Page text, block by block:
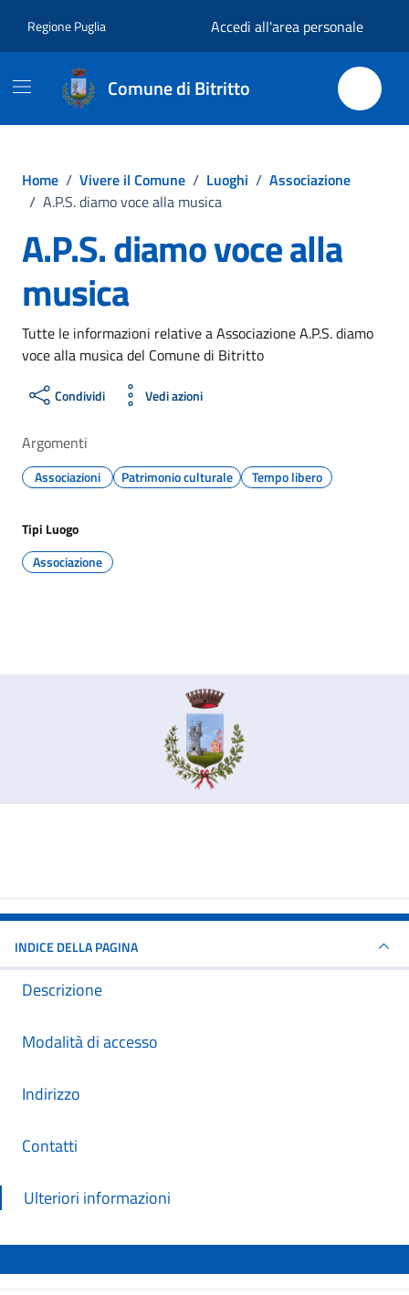
Regione Puglia Accedi all'area personale
Comune di Bitritto
Home / Vivere il Comune / Luoghi / Associazione
/ A.P.S. diamo voce alla musica
A.P.S. diamo voce alla
musica
Tutte le informazioni relative a Associazione A.P.S. diamo
voce alla musica del Comune di Bitritto
Condividi Vedi azioni
Argomenti
Associazioni Patrimonio culturale Tempo libero
Tipi Luogo
Associazione
INDICE DELLA PAGINA
Descrizione
Modalità di accesso
Indirizzo
Contatti
Ulteriori informazioni